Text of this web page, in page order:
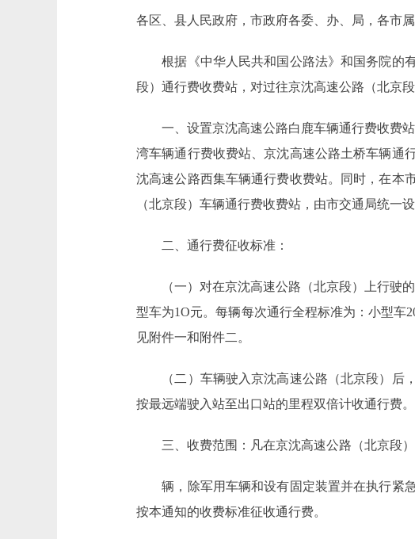
各区、县人民政府，市政府各委、办、局，各市属
根据《中华人民共和国公路法》和国务院的有
段）通行费收费站，对过往京沈高速公路（北京
一、设置京沈高速公路白鹿车辆通行费收费站
湾车辆通行费收费站、京沈高速公路土桥车辆通
沈高速公路西集车辆通行费收费站。同时，在本
（北京段）车辆通行费收费站，由市交通局统一
二、通行费征收标准：
（一）对在京沈高速公路（北京段）上行驶的
型车为1O元。每辆每次通行全程标准为：小型车
见附件一和附件二。
（二）车辆驶入京沈高速公路（北京段）后，
按最远端驶入站至出口站的里程双倍计收通行费。
三、收费范围：凡在京沈高速公路（北京段
辆，除军用车辆和设有固定装置并在执行紧急
按本通知的收费标准征收通行费。